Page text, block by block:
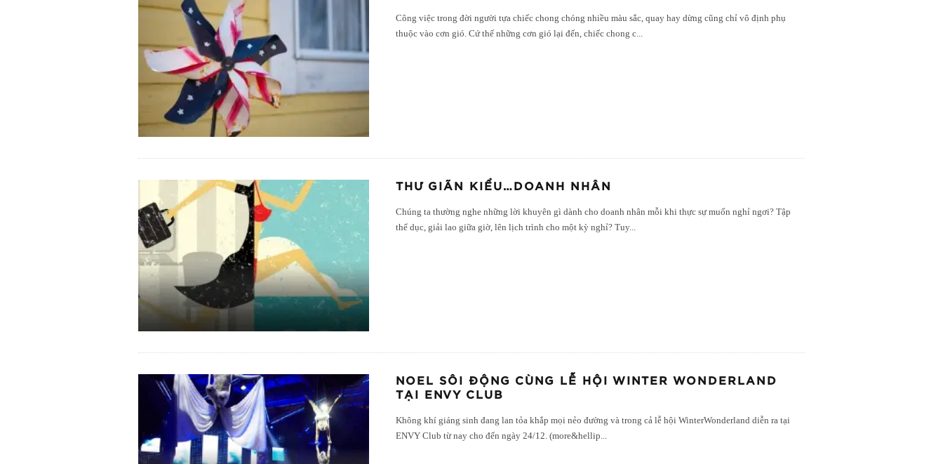
Công việc trong đời người tựa chiếc chong chóng nhiều màu sắc, quay hay dừng cũng chỉ vô định phụ
thuộc vào cơn gió. Cứ thế những cơn gió lại đến, chiếc chong c...
THƯ GIÃN KIỂU…DOANH NHÂN
Chúng ta thường nghe những lời khuyên gì dành cho doanh nhân mỗi khi thực sự muốn nghỉ ngơi? Tập
thể dục, giải lao giữa giờ, lên lịch trình cho một kỳ nghỉ? Tuy...
NOEL SÔI ĐỘNG CÙNG LỄ HỘI WINTER WONDERLAND
TẠI ENVY CLUB
Không khí giáng sinh đang lan tỏa khắp mọi nẻo đường và trong cả lễ hội WinterWonderland diễn ra tại
ENVY Club từ nay cho đến ngày 24/12. (more&hellip